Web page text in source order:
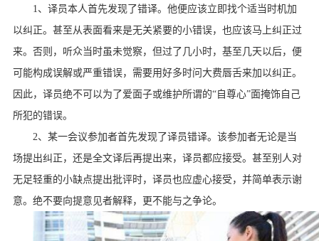
1、译员本人首先发现了错译。他便应该立即找个适当时机加
以纠正。甚至从表面看来是无关紧要的小错误，也应该马上纠正过
来。否则，听众当时虽未觉察，但过了几小时，基至几天以后，便
可能构成误解或严重错误，需要用好多时问大费唇舌来加以纠正。
因此，译员绝不可以为了爱面子或维护所谓的“自尊心”面掩饰自己
所犯的错误。
2、某一会议参加者首先发现了译员错译。该参加者无论是当
场提出纠正，还是全文译后再提出来，译员都应接受。甚至别人对
无足轻重的小缺点提出批评时，译员也应虚心接受，并简单表示谢
意。绝不要向提意见者解释，更不能与之争论。